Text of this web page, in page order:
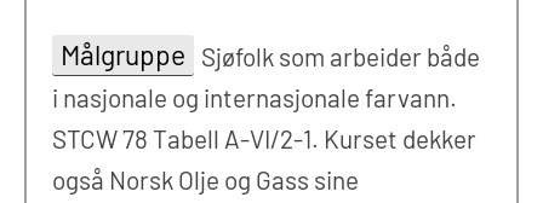
Målgruppe Sjøfolk som arbeider både
i nasjonale og internasjonale farvann.
STCW 78 Tabell A-VI/2-1. Kurset dekker
også Norsk Olje og Gass sine